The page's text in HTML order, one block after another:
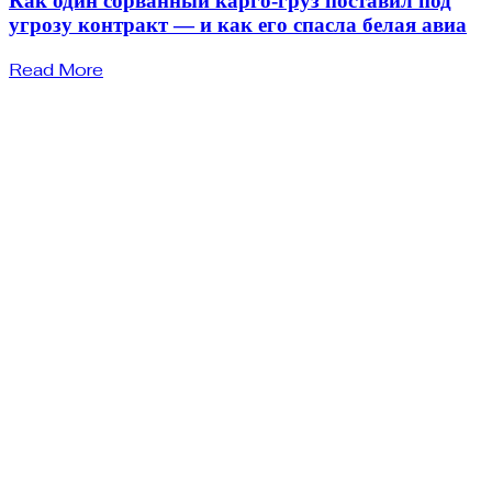
угрозу контракт — и как его спасла белая авиа
Read More